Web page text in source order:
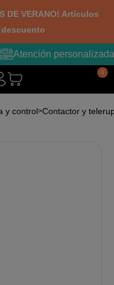
DE VERANO! Artículos
Atención personalizada
0
y control Contactor y